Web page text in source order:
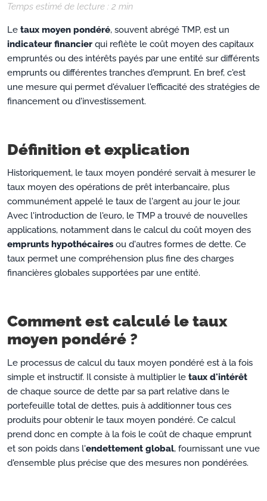
Temps estimé de lecture : 2 min
Le taux moyen pondéré, souvent abrégé TMP, est un
indicateur financier qui reflète le coût moyen des capitaux
empruntés ou des intérêts payés par une entité sur différents
emprunts ou différentes tranches d'emprunt. En bref, c'est
une mesure qui permet d'évaluer l'efficacité des stratégies de
financement ou d'investissement.
Définition et explication
Historiquement, le taux moyen pondéré servait à mesurer le
taux moyen des opérations de prêt interbancaire, plus
communément appelé le taux de l'argent au jour le jour.
Avec l'introduction de l'euro, le TMP a trouvé de nouvelles
applications, notamment dans le calcul du coût moyen des
emprunts hypothécaires ou d'autres formes de dette. Ce
taux permet une compréhension plus fine des charges
financières globales supportées par une entité.
Comment est calculé le taux
moyen pondéré ?
Le processus de calcul du taux moyen pondéré est à la fois
simple et instructif. Il consiste à multiplier le taux d'intérêt
de chaque source de dette par sa part relative dans le
portefeuille total de dettes, puis à additionner tous ces
produits pour obtenir le taux moyen pondéré. Ce calcul
prend donc en compte à la fois le coût de chaque emprunt
et son poids dans l'endettement global, fournissant une vue
d'ensemble plus précise que des mesures non pondérées.